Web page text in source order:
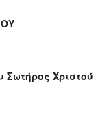
Χριστού